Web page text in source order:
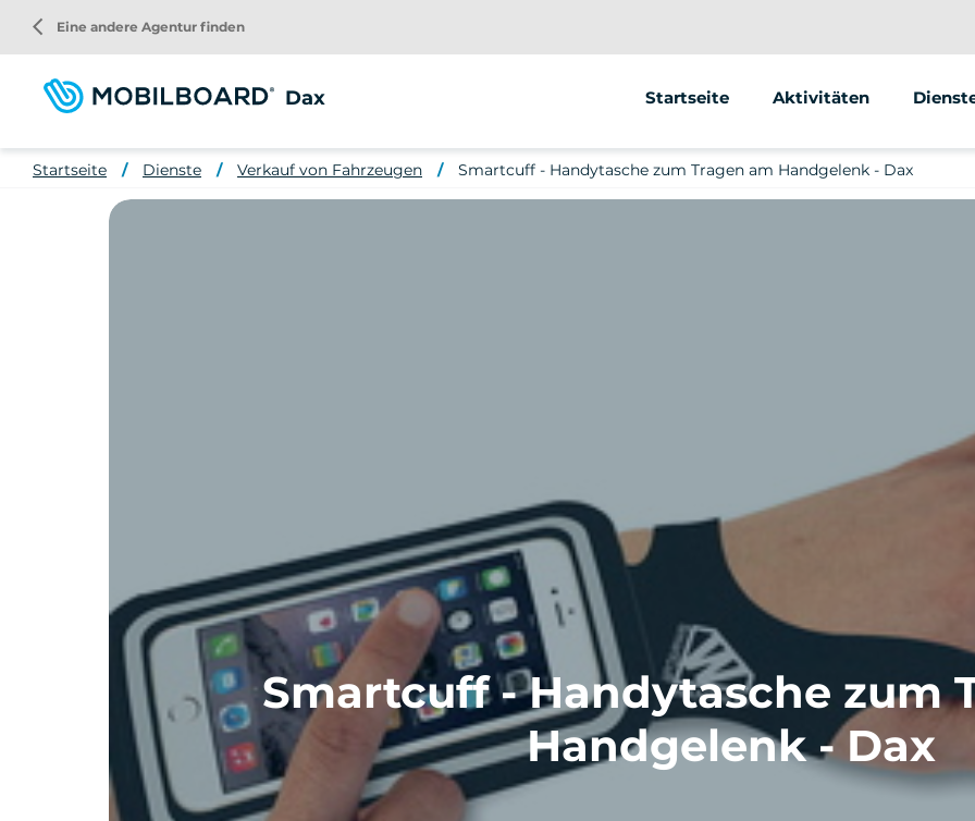
zum
Inhalt
Dax Startseite Aktivitäten
Segway
arrow_back_ios Eine andere Agentur finden
Startseite Dienste Verkauf von Fahrzeugen Smartcuff - Handytasche zum Tragen am Handgelenk - Dax
Smartcuff - Handytasche zum
Handgelenk - Dax